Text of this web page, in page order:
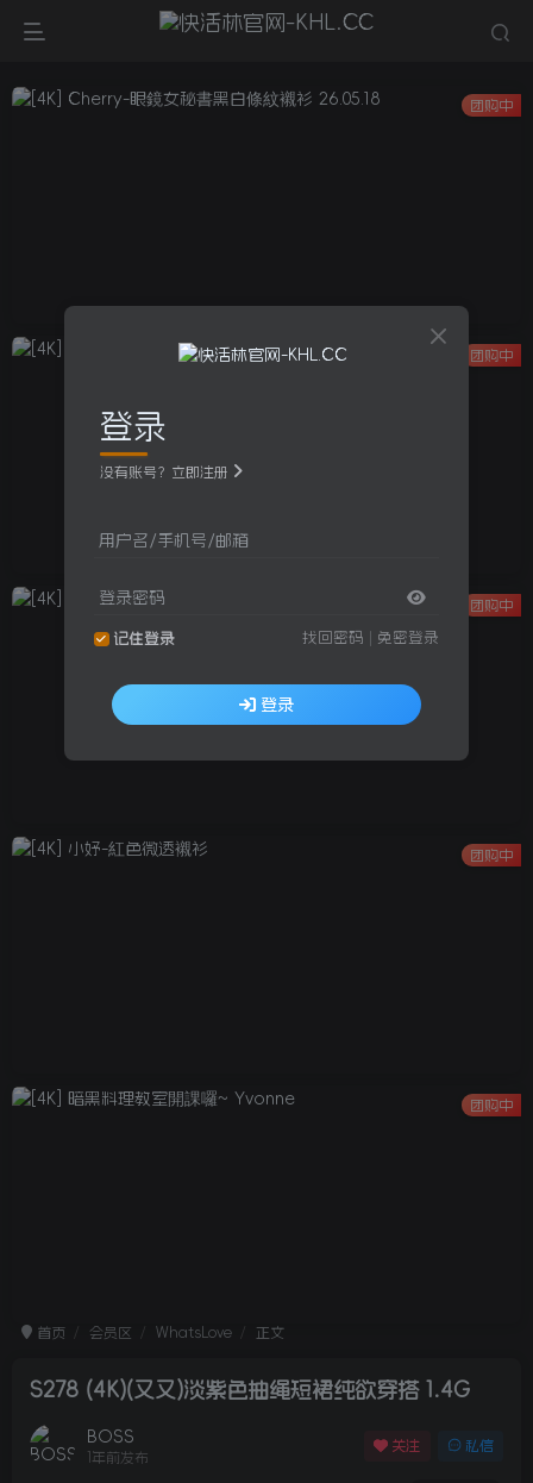
团购中
团购中
团购中
团购中
团购中
首页 会员区 WhatsLove 正文
S278 (4K)(又又)淡紫色抽绳短裙纯欲穿搭 1.4G
BOSS
1年前发布
关注 私信
登录
没有账号？立即注册
用户名/手机号/邮箱
登录密码
记住登录 找回密码 免密登录
登录